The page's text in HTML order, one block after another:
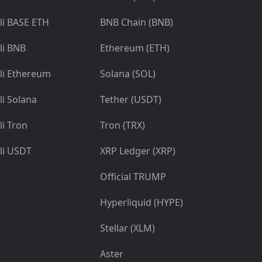
BASE ETH
BNB
Ethereum
Solana
Tron
USDT
BNB Chain (BNB)
Ethereum (ETH)
Solana (SOL)
Tether (USDT)
Tron (TRX)
XRP Ledger (XRP)
Official TRUMP
Hyperliquid (HYPE)
Stellar (XLM)
Aster